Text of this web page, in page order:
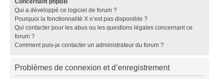
Concernant phpBB
Qui a développé ce logiciel de forum ?
Pourquoi la fonctionnalité X n’est pas disponible ?
Qui contacter pour les abus ou les questions légales concernant ce
forum ?
Comment puis-je contacter un administrateur du forum ?
Problèmes de connexion et d’enregistrement